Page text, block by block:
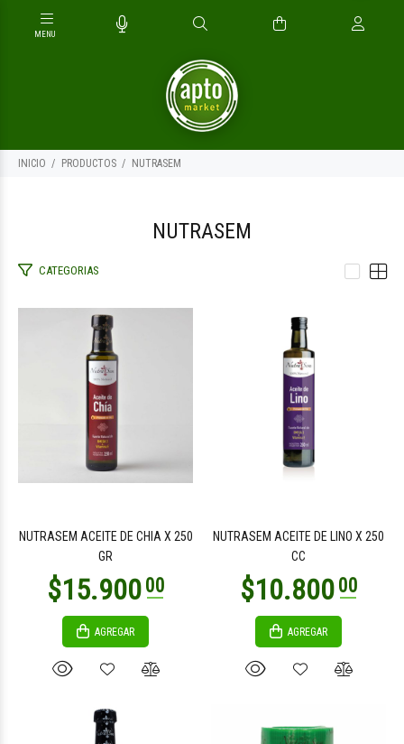
INICIO PRODUCTOS NUTRASEM
NUTRASEM
CATEGORIAS
NUTRASEM ACEITE DE CHIA X 250
GR
AGREGAR
NUTRASEM ACEITE DE LINO X 250
CC
AGREGAR